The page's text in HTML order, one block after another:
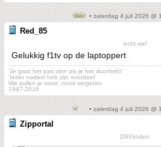
• zaterdag 4 juli 2026 @
Red_85
'echt wel'
Gelukkig f1tv op de laptoppert
'Je gaat het pas zien als je het doorhebt'
'Ieder nadeel heb zijn voordeel'
We zullen je nooit, nooit vergeten
1947-2016
• zaterdag 4 juli 2026 @
Zipportal
DSIGoden